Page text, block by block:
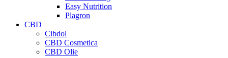
Easy Nutrition
Plagron
CBD
Cibdol
CBD Cosmetica
CBD Olie